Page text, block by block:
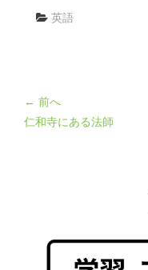
英語
← 前へ
仁和寺にある法師